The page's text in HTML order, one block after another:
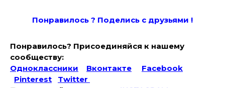
Понравилось ? Поделись с друзьями !
Понравилось? Присоединяйся к нашему
сообществу:
Одноклассники
Вконтакте
Facebook
Pinterest
Twitter